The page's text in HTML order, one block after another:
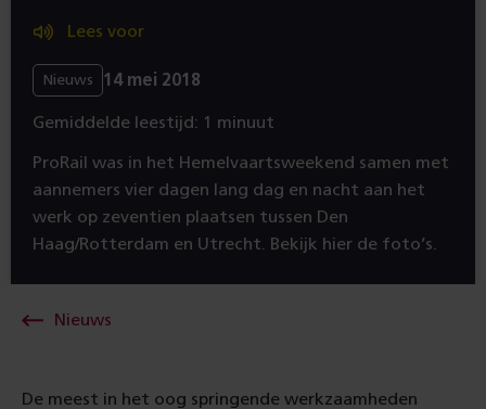
Lees voor
Nieuws 14 mei 2018
Gemiddelde leestijd: 1 minuut
ProRail was in het Hemelvaartsweekend samen met
aannemers vier dagen lang dag en nacht aan het
werk op zeventien plaatsen tussen Den
Haag/Rotterdam en Utrecht. Bekijk hier de foto’s.
Nieuws
De meest in het oog springende werkzaamheden